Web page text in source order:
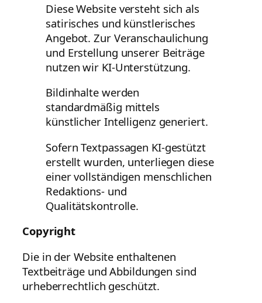
Diese Website versteht sich als
satirisches und künstlerisches
Angebot. Zur Veranschaulichung
und Erstellung unserer Beiträge
nutzen wir KI-Unterstützung.
Bildinhalte werden
standardmäßig mittels
künstlicher Intelligenz generiert.
Sofern Textpassagen KI-gestützt
erstellt wurden, unterliegen diese
einer vollständigen menschlichen
Redaktions- und
Qualitätskontrolle.
Copyright
Die in der Website enthaltenen
Textbeiträge und Abbildungen sind
urheberrechtlich geschützt.